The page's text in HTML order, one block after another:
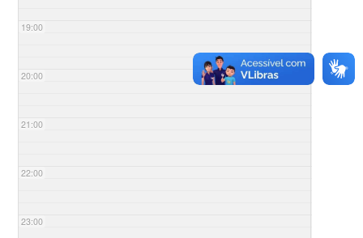
19:00
20:00
21:00
22:00
23:00